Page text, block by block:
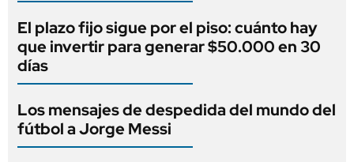
El plazo fijo sigue por el piso: cuánto hay
que invertir para generar $50.000 en 30
días
Los mensajes de despedida del mundo del
fútbol a Jorge Messi